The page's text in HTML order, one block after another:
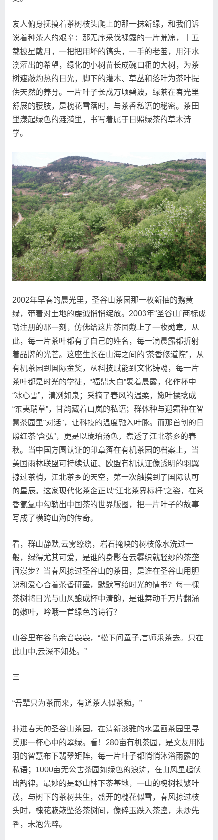
友人俯身抚摸着茶树枝头爬上的那一抹新绿，和我们诉
说着种茶人的艰辛：那无序采伐裸露的一片荒凉，十五
载披星戴月，一把把用坏的镐头，一手的老茧，用汗水
浇灌出的希望，绿化的小树苗长成碗口粗的大树，为茶
树遮蔽灼热的日光，脚下的灌木、草丛和落叶为茶叶提
供天然的养分。一片叶子长成万顷碧波，绿茶在春光里
舒展的腰肢，是槐花雪落时，与茶香私语的秘密。茶田
里漾起绿色的涟漪里，书写着属于日照绿茶的草木诗
学。
2002年早春的晨光里，圣谷山茶园那一枚新抽的鹅黄
绿，带着对土地的虔诚悄悄绽放。2003年“圣谷山”商标成
功注册的那一刻，仿佛给这片茶园戴上了一枚勋章，从
此，每一片茶叶都有了自己的姓名，每一滴晨露都折射
着品牌的光芒。这座生长在山海之间的“茶香修道院”，从
有机茶园到国际金奖，从科技赋能到文化铸魂，每一片
茶叶都是时光的学徒，“福鼎大白”裹着晨露，化作杯中
“冰心雪”，清冽如泉；采摘了春风的温柔，嫩叶揉捻成
“东夷瑞草”，甘韵藏着山岚的私语；群体种与迎霜种在智
慧茶园里“对话”，让科技的温度融入叶脉。而那首创的日
照红茶“含弘”，更是以琥珀汤色，煮透了江北茶乡的春
秋。当中国方圆认证的印章落在有机茶园的档案上，当
美国雨林联盟可持续认证、欧盟有机认证像透明的羽翼
掠过茶梢，江北茶乡的天空，第一次触摸到了国际认可
的星辰。这家现代化茶企正以“江北茶界标杆”之姿，在茶
香氤氲中勾勒出中国茶的世界版图，把一片叶子的故事
写成了横跨山海的传奇。
看，群山静默,云雾缭绕，岩石掩映的树枝像水洗过一
般，绿得尤其可爱，是谁的身影在云雾织就轻纱的茶垄
间漫步？当春风掠过圣谷山的茶田，是谁在圣谷山用胆
识和爱心合着茶香研墨，默默写给时光的情书？每一棵
茶树将日光与山风酿成杯中清韵，是谁舞动千万片翻涌
的嫩叶，吟哦一首绿色的诗行？
山谷里布谷鸟余音袅袅，“松下问童子,言师采茶去。只在
此山中,云深不知处。”
三
“吾辈只为茶而来，有道茶人似茶痴。”
扑进春天的圣谷山茶园，在清新淡雅的水墨画茶园里寻
觅那一杯心中的翠绿。看！280亩有机茶园，是文友用陆
羽的智慧布下翡翠矩阵，每一片叶子都悄悄沐浴雨露的
私语；1000亩无公害茶园如绿色的浪涛，在山风里起伏
出韵律。最妙的是野山林下茶基地，一山的槐树枝繁叶
茂，与树下的茶树共生，盛开的槐花似雪，春风掠过枝
头时，槐花簌簌坠落茶树间，像碎玉跌入茶盏，未炒先
香，未泡先醉。